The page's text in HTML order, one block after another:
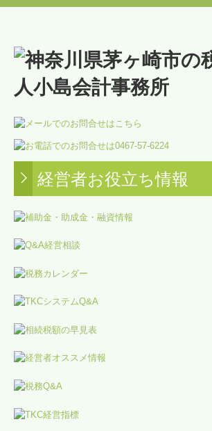
HOME
事務所紹介
スタッフ紹介
当事務所のサービス
経営サポート
創業支援
相続・贈与
不動産経営サポート
経営者お役立ち情報